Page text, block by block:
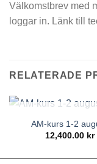
Välkomstbrev med
loggar in. Länk till
RELATERADE
SLUT I
AM-kurs 1-2
12,400.00 kr